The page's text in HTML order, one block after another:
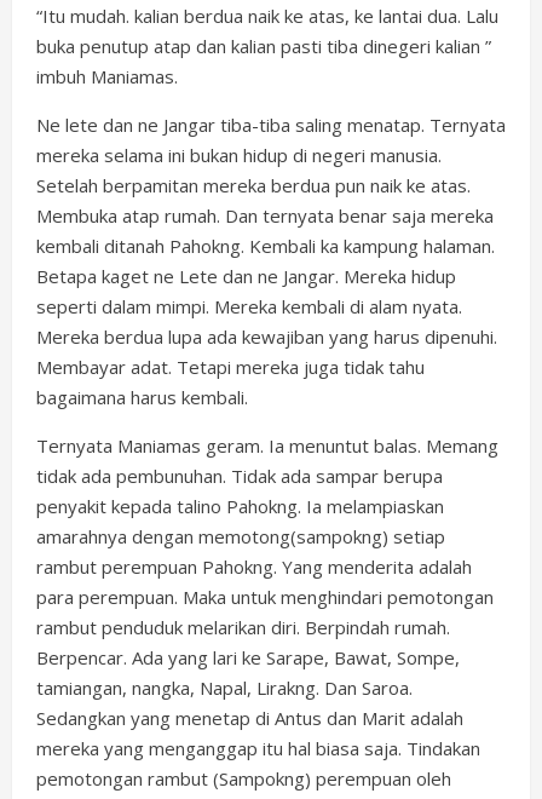
“Itu mudah. kalian berdua naik ke atas, ke lantai dua. Lalu
buka penutup atap dan kalian pasti tiba dinegeri kalian ”
imbuh Maniamas.
Ne lete dan ne Jangar tiba-tiba saling menatap. Ternyata
mereka selama ini bukan hidup di negeri manusia.
Setelah berpamitan mereka berdua pun naik ke atas.
Membuka atap rumah. Dan ternyata benar saja mereka
kembali ditanah Pahokng. Kembali ka kampung halaman.
Betapa kaget ne Lete dan ne Jangar. Mereka hidup
seperti dalam mimpi. Mereka kembali di alam nyata.
Mereka berdua lupa ada kewajiban yang harus dipenuhi.
Membayar adat. Tetapi mereka juga tidak tahu
bagaimana harus kembali.
Ternyata Maniamas geram. Ia menuntut balas. Memang
tidak ada pembunuhan. Tidak ada sampar berupa
penyakit kepada talino Pahokng. Ia melampiaskan
amarahnya dengan memotong(sampokng) setiap
rambut perempuan Pahokng. Yang menderita adalah
para perempuan. Maka untuk menghindari pemotongan
rambut penduduk melarikan diri. Berpindah rumah.
Berpencar. Ada yang lari ke Sarape, Bawat, Sompe,
tamiangan, nangka, Napal, Lirakng. Dan Saroa.
Sedangkan yang menetap di Antus dan Marit adalah
mereka yang menganggap itu hal biasa saja. Tindakan
pemotongan rambut (Sampokng) perempuan oleh